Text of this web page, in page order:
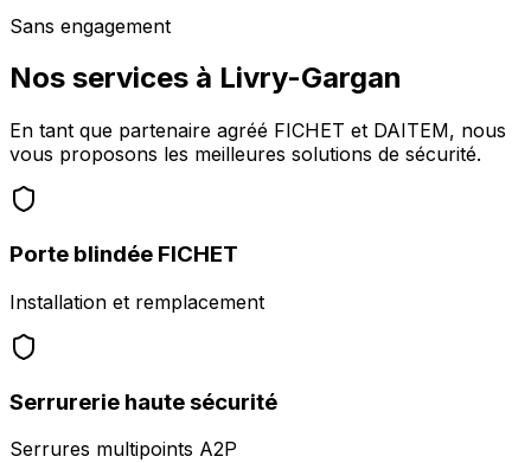
Sans engagement
Nos services à Livry-Gargan
En tant que partenaire agréé FICHET et DAITEM, nous
vous proposons les meilleures solutions de sécurité.
Porte blindée FICHET
Installation et remplacement
Serrurerie haute sécurité
Serrures multipoints A2P